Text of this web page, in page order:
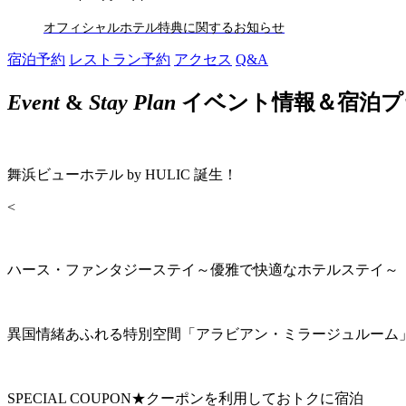
オフィシャルホテル特典に関するお知らせ
宿泊予約 レストラン予約 アクセス Q&A
Event& Stay Plan イベント情報＆宿泊
舞浜ビューホテル by HULIC 誕生！
<
ハース・ファンタジーステイ～優雅で快適なホテルステイ～
異国情緒あふれる特別空間「アラビアン・ミラージュルーム
SPECIAL COUPON★クーポンを利用しておトクに宿泊